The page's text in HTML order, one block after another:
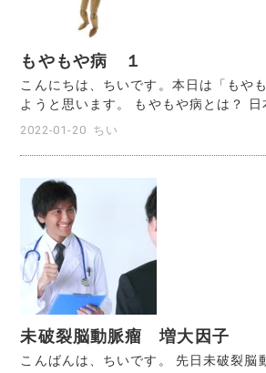
もやもや病 １
こんにちは、ちいです。本日は「もや
ようと思います。 もやもや病とは？ 日
2022-01-20 ちい
未破裂脳動脈瘤 増大因子
こんばんは、ちいです。 先日未破裂脳